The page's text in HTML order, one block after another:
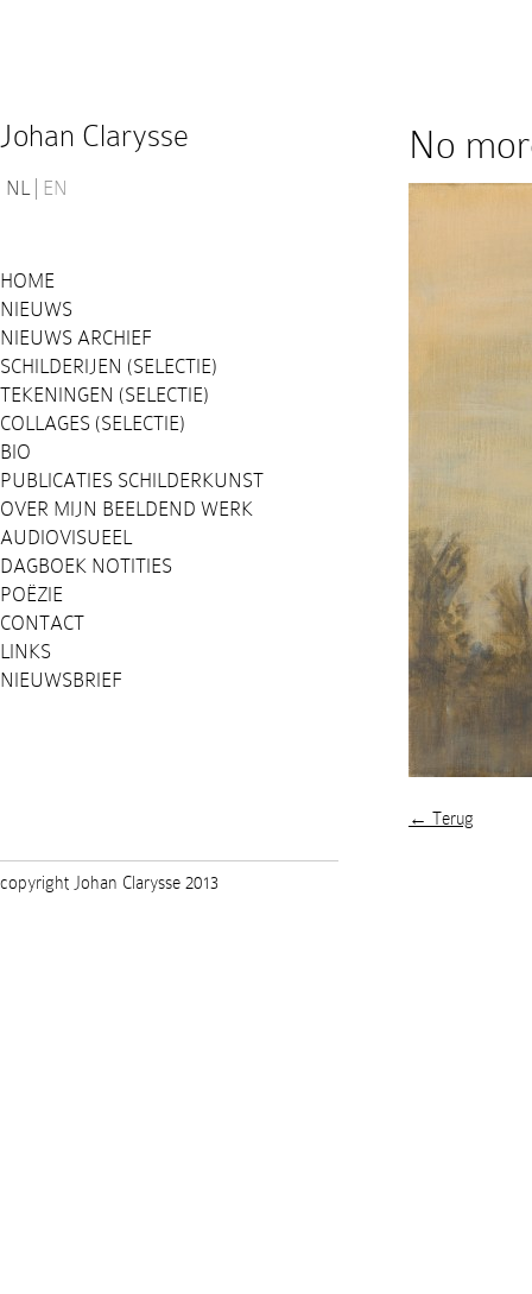
Johan Clarysse
NL EN
HOME
NIEUWS
NIEUWS ARCHIEF
SCHILDERIJEN (SELECTIE)
TEKENINGEN (SELECTIE)
COLLAGES (SELECTIE)
BIO
PUBLICATIES SCHILDERKUNST
OVER MIJN BEELDEND WERK
AUDIOVISUEEL
DAGBOEK NOTITIES
POËZIE
CONTACT
LINKS
NIEUWSBRIEF
No
← Terug
copyright Johan Clarysse 2013